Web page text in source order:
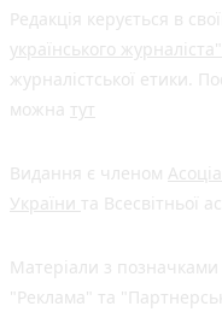
Редакція керується в
українського журналіста"
журналістської етики.
можна тут
Видання є членом
України та Всесвітньої
Матеріали з
"Реклама" та